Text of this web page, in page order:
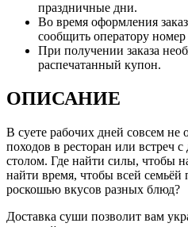
праздничные дни.
Во время оформления
сообщить оператору
При получении заказа
распечатанный купон.
ОПИСАНИЕ
В суете рабочих дней совсем не
походов в ресторан или встреч
столом. Где найти силы, чтобы
найти время, чтобы всей семьёй
роскошью вкусов разных блюд?
Доставка суши позволит вам